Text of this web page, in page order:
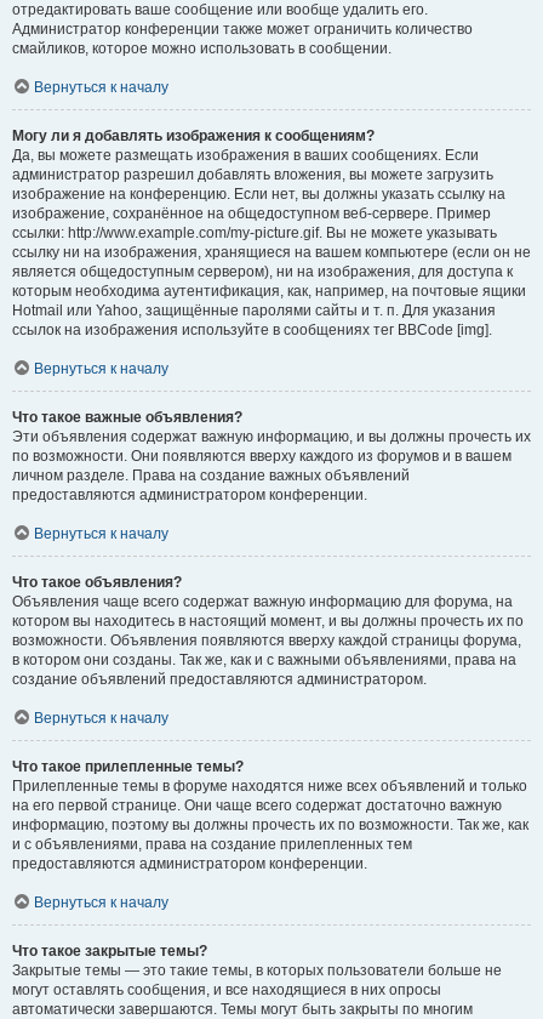
отредактировать ваше сообщение или вообще удалить его.
Администратор конференции также может ограничить количество
смайликов, которое можно использовать в сообщении.
Вернуться к началу
Могу ли я добавлять изображения к сообщениям?
Да, вы можете размещать изображения в ваших сообщениях. Если
администратор разрешил добавлять вложения, вы можете загрузить
изображение на конференцию. Если нет, вы должны указать ссылку на
изображение, сохранённое на общедоступном веб-сервере. Пример
ссылки: http://www.example.com/my-picture.gif. Вы не можете указывать
ссылку ни на изображения, хранящиеся на вашем компьютере (если он не
является общедоступным сервером), ни на изображения, для доступа к
которым необходима аутентификация, как, например, на почтовые ящики
Hotmail или Yahoo, защищённые паролями сайты и т. п. Для указания
ссылок на изображения используйте в сообщениях тег BBCode [img].
Вернуться к началу
Что такое важные объявления?
Эти объявления содержат важную информацию, и вы должны прочесть их
по возможности. Они появляются вверху каждого из форумов и в вашем
личном разделе. Права на создание важных объявлений
предоставляются администратором конференции.
Вернуться к началу
Что такое объявления?
Объявления чаще всего содержат важную информацию для форума, на
котором вы находитесь в настоящий момент, и вы должны прочесть их по
возможности. Объявления появляются вверху каждой страницы форума,
в котором они созданы. Так же, как и с важными объявлениями, права на
создание объявлений предоставляются администратором.
Вернуться к началу
Что такое прилепленные темы?
Прилепленные темы в форуме находятся ниже всех объявлений и только
на его первой странице. Они чаще всего содержат достаточно важную
информацию, поэтому вы должны прочесть их по возможности. Так же, как
и с объявлениями, права на создание прилепленных тем
предоставляются администратором конференции.
Вернуться к началу
Что такое закрытые темы?
Закрытые темы — это такие темы, в которых пользователи больше не
могут оставлять сообщения, и все находящиеся в них опросы
автоматически завершаются. Темы могут быть закрыты по многим